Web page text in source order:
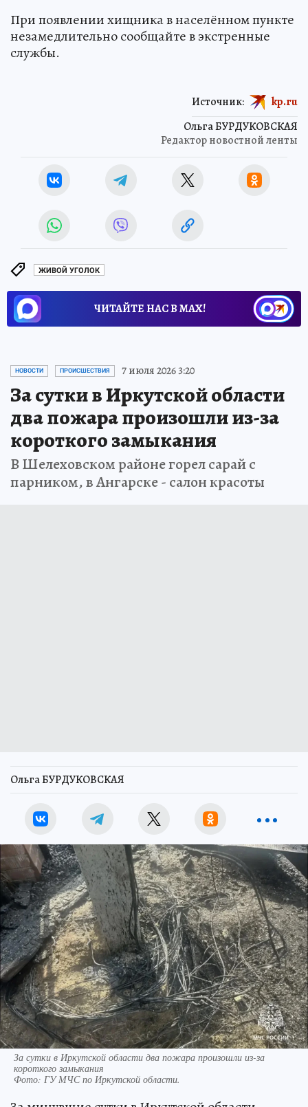
При появлении хищника в населённом пункте
незамедлительно сообщайте в экстренные
службы.
Ольга БУРДУКОВСКАЯ
Редактор новостной ленты
Источник: kp.ru
ЖИВОЙ УГОЛОК
ЧИТАЙТЕ НАС В МАХ!
НОВОСТИ ПРОИСШЕСТВИЯ 7 июля 2026 3:20
За сутки в Иркутской области
два пожара произошли из-за
короткого замыкания
В Шелеховском районе горел сарай с
парником, в Ангарске - салон красоты
Ольга БУРДУКОВСКАЯ
За сутки в Иркутской области два пожара произошли из-за
короткого замыкания
Фото: ГУ МЧС по Иркутской области.